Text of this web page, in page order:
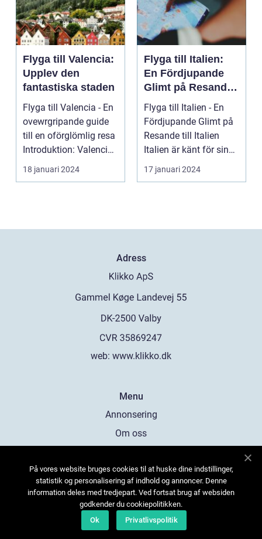
Flyga till Valencia:
Upplev den
fantastiska staden
Flyga till Valencia - En
ovewrgripande guide
till en oförglömlig resa
Introduktion: Valencia,
beläg...
18 januari 2024
Flyga till Italien:
En Fördjupande
Glimt på Resande
till Italien
Flyga till Italien - En
Fördjupande Glimt på
Resande till Italien
Italien är känt för sina
fantasti...
17 januari 2024
Adress
web: www.klikko.dk
Menu
Annonsering
Om oss
Kontakta oss
Sitemap
På vores website bruges cookies til at huske dine indstillinger,
statistik og personalisering af indhold og annoncer. Denne
information deles med tredjepart. Ved fortsat brug af websiden
godkender du cookiepolitikken.
Ok
Privatlivspolitik